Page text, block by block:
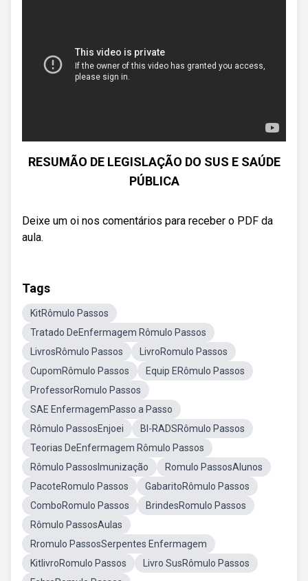
RESUMÃO DE LEGISLAÇÃO DO SUS E SAÚDE
PÚBLICA
Deixe um oi nos comentários para receber o PDF da
aula.
Tags
KitRômulo Passos
Tratado DeEnfermagem Rômulo Passos
LivrosRômulo Passos
LivroRomulo Passos
CupomRômulo Passos
Equip ERômulo Passos
ProfessorRomulo Passos
SAE EnfermagemPasso a Passo
Rômulo PassosEnjoei
BI-RADSRômulo Passos
Teorias DeEnfermagem Rômulo Passos
Rômulo PassosImunização
Romulo PassosAlunos
PacoteRomulo Passos
GabaritoRômulo Passos
ComboRomulo Passos
BrindesRomulo Passos
Rômulo PassosAulas
Rromulo PassosSerpentes Enfermagem
KitlivroRomulo Passos
Livro SusRômulo Passos